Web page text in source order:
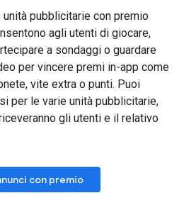
unità pubblicitarie con premio
agli utenti di giocare,
a sondaggi o guardare
per vincere premi in-app come
vite extra o punti. Puoi
per le varie unità pubblicitarie,
gli utenti e il relativo
con premio